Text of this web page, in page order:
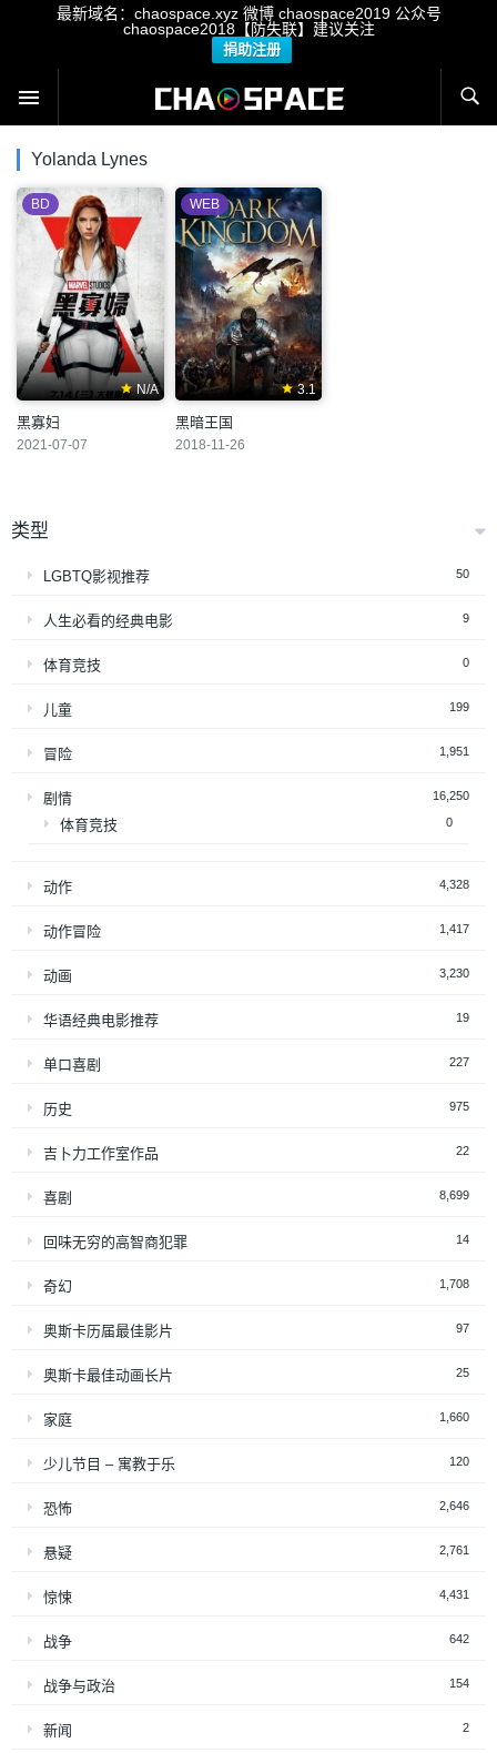
最新域名：chaospace.xyz 微博 chaospace2019 公众号
chaospace2018【防失联】建议关注
捐助注册
Yolanda Lynes
N/A
BD
黑寡妇
2021-07-07
3.1
WEB
黑暗王国
2018-11-26
类型
LGBTQ影视推荐 50
人生必看的经典电影 9
体育竞技 0
儿童 199
冒险 1,951
剧情 16,250
体育竞技 0
动作 4,328
动作冒险 1,417
动画 3,230
华语经典电影推荐 19
单口喜剧 227
历史 975
吉卜力工作室作品 22
喜剧 8,699
回味无穷的高智商犯罪 14
奇幻 1,708
奥斯卡历届最佳影片 97
奥斯卡最佳动画长片 25
家庭 1,660
少儿节目 – 寓教于乐 120
恐怖 2,646
悬疑 2,761
惊悚 4,431
战争 642
战争与政治 154
新闻 2